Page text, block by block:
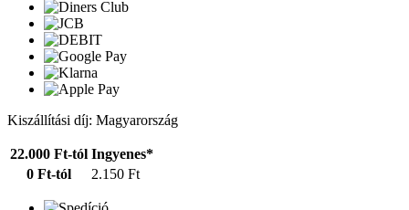
Kiszállítási díj: Magyarország
22.000 Ft-tól Ingyenes*
0 Ft-tól
2.150 Ft